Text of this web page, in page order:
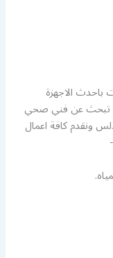
الاجهزة
تبحث عن فني صحي
ونقدم كافة اعمال